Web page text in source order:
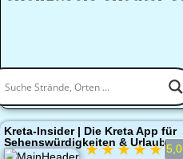
Kreta-Insider | Die Kreta App für
Sehenswürdigkeiten & Urlaub
★★★★★ 5,0